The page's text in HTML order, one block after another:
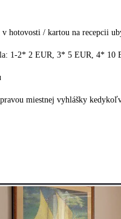
hotovosti / kartou na recepcii
1-2* 2 EUR, 3* 5 EUR, 4*
miestnej vyhlášky